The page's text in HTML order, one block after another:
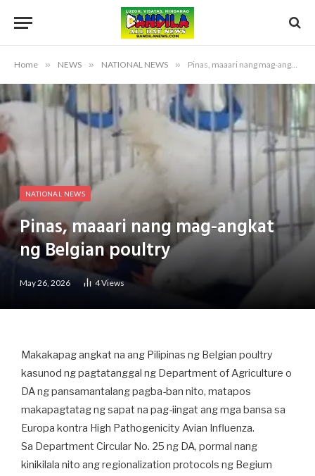
Home » NEWS » NATIONAL NEWS » Pinas, maaari nang mag-angkat ng Belgian poultry
NATIONAL NEWS
Pinas, maaari nang mag-angkat
ng Belgian poultry
May 26, 2026 4Views
Makakapag angkat na ang Pilipinas ng Belgian poultry
kasunod ng pagtatanggal ng Department of Agriculture o
DA ng pansamantalang pagba-ban nito, matapos
makapagtatag ng sapat na pag-iingat ang mga bansa sa
Europa kontra High Pathogenicity Avian Influenza.
Sa Department Circular No. 25 ng DA, pormal nang
kinikilala nito ang regionalization protocols ng Begium